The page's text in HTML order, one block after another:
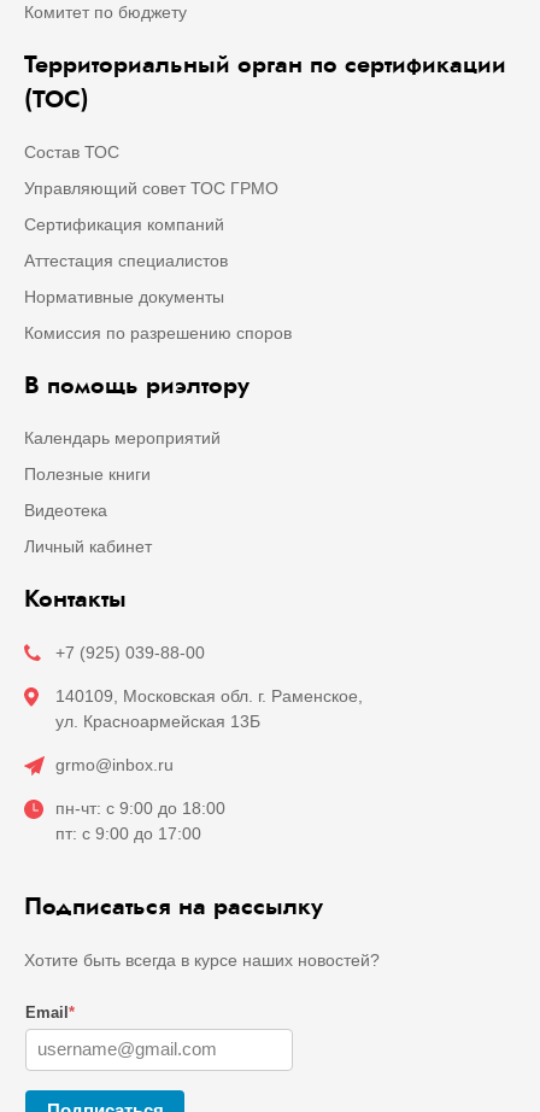
Комитет по бюджету
Территориальный орган по сертификации
(ТОС)
Состав ТОС
Управляющий совет ТОС ГРМО
Сертификация компаний
Аттестация специалистов
Нормативные документы
Комиссия по разрешению споров
В помощь риэлтору
Календарь мероприятий
Полезные книги
Видеотека
Личный кабинет
Контакты
+7 (925) 039-88-00
140109, Московская обл. г. Раменское,
ул. Красноармейская 13Б
grmo@inbox.ru
пн-чт: с 9:00 до 18:00
пт: с 9:00 до 17:00
Подписаться на рассылку
Хотите быть всегда в курсе наших новостей?
Email *